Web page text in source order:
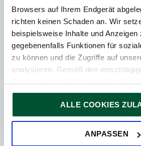
Browsers auf Ihrem Endgerät
richten keinen Schaden an. Wir
beispielsweise Inhalte und Anzeigen
gegebenenfalls Funktionen für
zu können und die Zugriffe auf
analysieren. Gemäß den
speichern, wenn diese für den
unbedingt notwendig sind. Für alle
ersuchen wir um Ihre Einwilligung.
Sie können Ihre Einwilligung
ALLE COOKIES
ANPASSEN
Thomas Haneder
Partner bei TPA Österreich